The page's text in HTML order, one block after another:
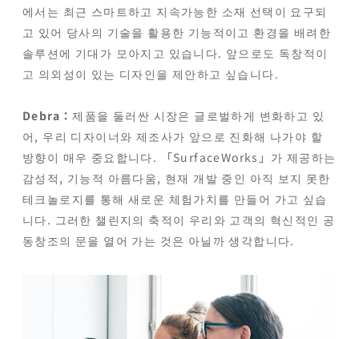
에서는 최근 스마트하고 지속가능한 소재 선택이 요구되
고 있어 당사의 기술을 활용한 기능적이고 환경을 배려한
솔루션에 기대가 모아지고 있습니다. 앞으로도 독창적이
고 의외성이 있는 디자인을 제안하고 싶습니다.
Debra：제품을 둘러싼 시장은 글로벌하게 변화하고 있
어, 우리 디자이너와 제조사가 앞으로 진화해 나가야 할
방향이 매우 중요합니다. 「SurfaceWorks」가 제공하는
감성적, 기능적 아름다움, 현재 개발 중인 아직 보지 못한
테크놀로지를 통해 새로운 체험가치를 만들어 가고 싶습
니다. 그러한 챌린지의 축적이 우리와 고객의 혁신적인 공
동창조의 문을 열어 가는 것은 아닐까 생각합니다.